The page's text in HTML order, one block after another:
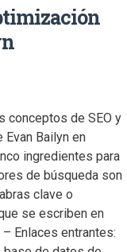
conceptos de SEO y
Bailyn en
ingredientes para
de búsqueda son
clave o
se escriben en
Enlaces entrantes: